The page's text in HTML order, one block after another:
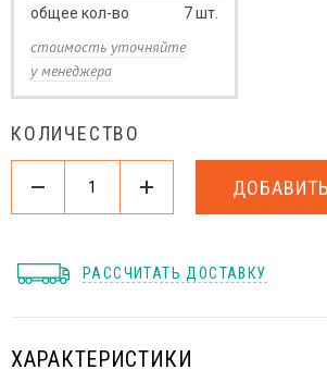
общее кол-во
7шт.
стоимость уточняйте
у менеджера
КОЛИЧЕСТВО
РАССЧИТАТЬ ДОСТАВКУ
ХАРАКТЕРИСТИКИ